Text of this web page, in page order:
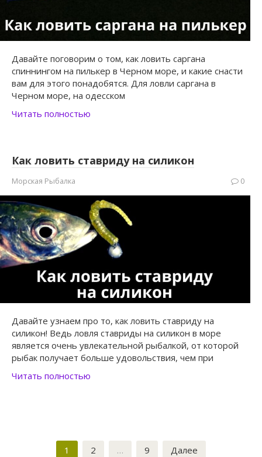
Давайте поговорим о том, как ловить саргана
спиннингом на пилькер в Черном море, и какие снасти
вам для этого понадобятся. Для ловли саргана в
Черном море, на одесском
Читать полностью
Как ловить ставриду на силикон
Морская Рыбалка 0
Давайте узнаем про то, как ловить ставриду на
силикон! Ведь ловля ставриды на силикон в море
является очень увлекательной рыбалкой, от которой
рыбак получает больше удовольствия, чем при
Читать полностью
Пагинация
1 2 … 9 Далее